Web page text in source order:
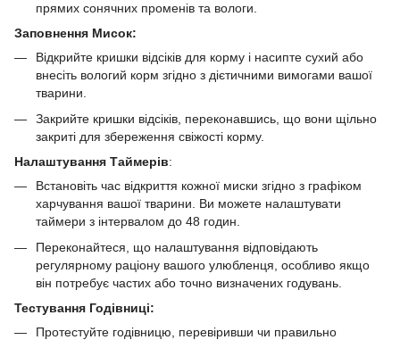
прямих сонячних променів та вологи.
Заповнення Мисок:
Відкрийте кришки відсіків для корму і насипте сухий або
внесіть вологий корм згідно з дієтичними вимогами вашої
тварини.
Закрийте кришки відсіків, переконавшись, що вони щільно
закриті для збереження свіжості корму.
Налаштування Таймерів:
Встановіть час відкриття кожної миски згідно з графіком
харчування вашої тварини. Ви можете налаштувати
таймери з інтервалом до 48 годин.
Переконайтеся, що налаштування відповідають
регулярному раціону вашого улюбленця, особливо якщо
він потребує частих або точно визначених годувань.
Тестування Годівниці:
Протестуйте годівницю, перевіривши чи правильно